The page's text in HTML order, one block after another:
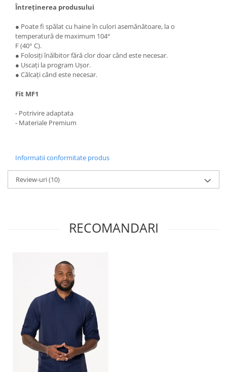
Întreținerea produsului
● Poate fi spălat cu haine în culori asemănătoare, la o
temperatură de maximum 104°
F (40° C).
● Folosiți înălbitor fără clor doar când este necesar.
● Uscați la program Ușor.
● Călcați când este necesar.
Fit MF1
- Potrivire adaptata
- Materiale Premium
Informatii conformitate produs
Review-uri(10)
RECOMANDARI